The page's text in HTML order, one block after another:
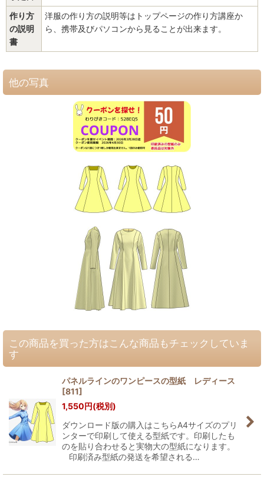
作り方
の説明
書
洋服の作り方の説明等はトップページの作り方講座か
ら、携帯及びパソコンから見ることが出来ます。
他の写真
この商品を買った方はこんな商品もチェックしていま
す
パネルラインのワンピースの型紙 レディース
[811]
1,550円(税別)
ダウンロード版の購入はこちらA4サイズのプリ
ンターで印刷して使える型紙です。印刷したも
のを貼り合わせると実物大の型紙になります。
印刷済み型紙の発送を希望される…